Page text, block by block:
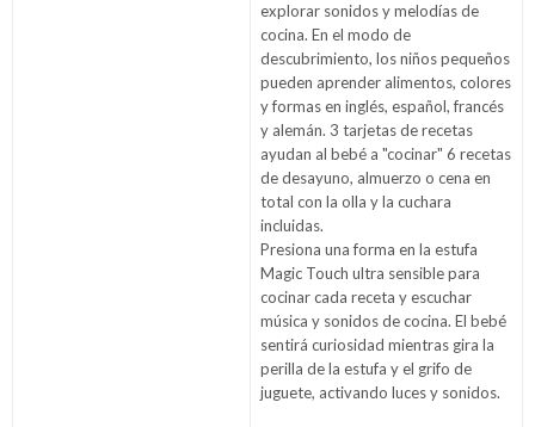
explorar sonidos y melodías de
cocina. En el modo de
descubrimiento, los niños pequeños
pueden aprender alimentos, colores
y formas en inglés, español, francés
y alemán. 3 tarjetas de recetas
ayudan al bebé a "cocinar" 6 recetas
de desayuno, almuerzo o cena en
total con la olla y la cuchara
incluidas.
Presiona una forma en la estufa
Magic Touch ultra sensible para
cocinar cada receta y escuchar
música y sonidos de cocina. El bebé
sentirá curiosidad mientras gira la
perilla de la estufa y el grifo de
juguete, activando luces y sonidos.